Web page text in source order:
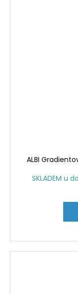
ALBI
SKLADEM u